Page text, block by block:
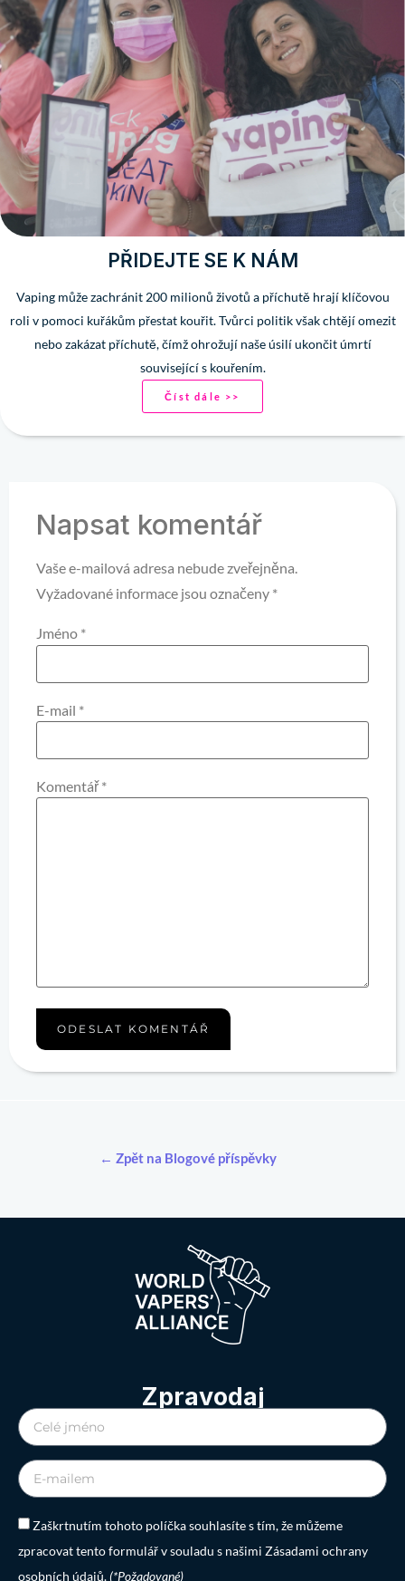
PŘIDEJTE SE K NÁM
Vaping může zachránit 200 milionů životů a příchutě hrají klíčovou
roli v pomoci kuřákům přestat kouřit. Tvůrci politik však chtějí omezit
nebo zakázat příchutě, čímž ohrožují naše úsilí ukončit úmrtí
související s kouřením.
Číst dále >>
Napsat komentář
Vaše e-mailová adresa nebude zveřejněna.
Vyžadované informace jsou označeny *
Jméno *
E-mail *
Komentář*
← Zpět na Blogové příspěvky
Zpravodaj
Zaškrtnutím tohoto políčka souhlasíte s tím, že můžeme
zpracovat tento formulář v souladu s našimi Zásadami ochrany
osobních údajů.(*Požadované)